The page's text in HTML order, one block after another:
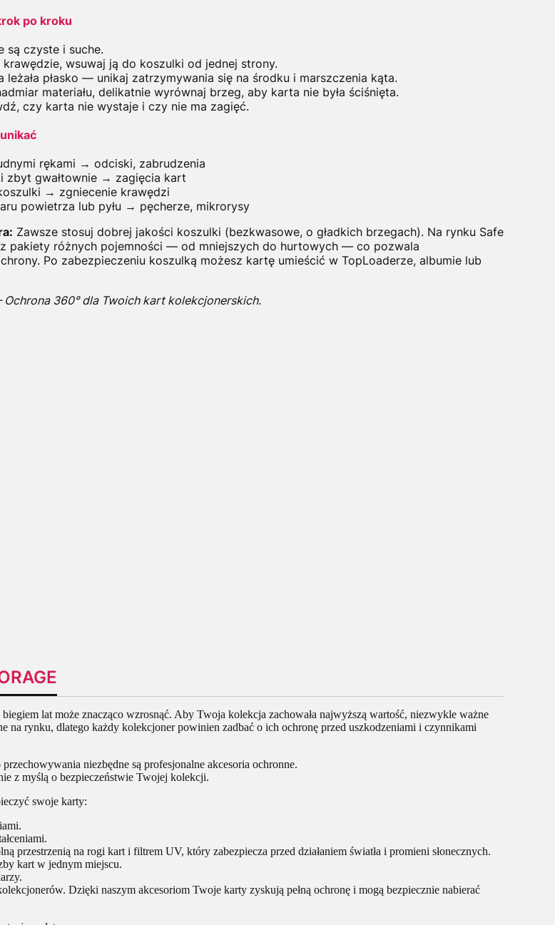
po kroku
są czyste i suche.
wsuwaj ją do koszulki od jednej strony.
leżała płasko — unikaj zatrzymywania się na środku i marszczenia kąta.
materiału, delikatnie wyrównaj brzeg, aby karta nie była ściśnięta.
czy karta nie wystaje i czy nie ma zagięć.
rękami → odciski, zabrudzenia
zbyt gwałtownie → zagięcia kart
→ zgniecenie krawędzi
powietrza lub pyłu → pęcherze, mikrorysy
Zawsze stosuj dobrej jakości koszulki (bezkwasowe, o gładkich brzegach). Na rynku Safe
pakiety różnych pojemności — od mniejszych do hurtowych — co pozwala
Po zabezpieczeniu koszulką możesz kartę umieścić w TopLoaderze, albumie lub
Ochrona 360° dla Twoich kart kolekcjonerskich.
lat może znacząco wzrosnąć. Aby Twoja kolekcja zachowała najwyższą wartość, niezwykle ważne
na rynku, dlatego każdy kolekcjoner powinien zadbać o ich ochronę przed uszkodzeniami i czynnikami
niezbędne są profesjonalne akcesoria ochronne.
z myślą o bezpieczeństwie Twojej kolekcji.
swoje karty:
przestrzenią na rogi kart i filtrem UV, który zabezpiecza przed działaniem światła i promieni słonecznych.
kart w jednym miejscu.
Dzięki naszym akcesoriom Twoje karty zyskują pełną ochronę i mogą bezpiecznie nabierać